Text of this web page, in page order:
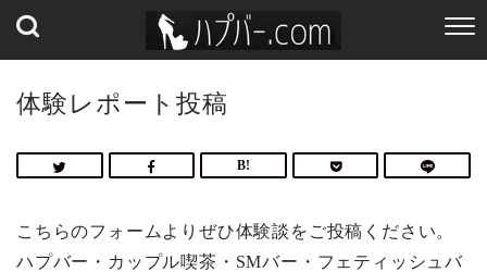
体験レポート投稿
こちらのフォームよりぜひ体験談をご投稿ください。
ハプバー・カップル喫茶・SMバー・フェティッシュバ